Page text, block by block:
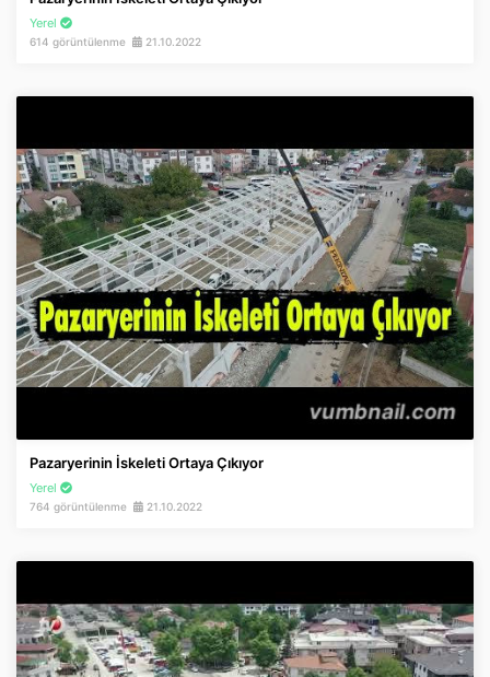
Yerel
614 görüntülenme 21.10.2022
Pazaryerinin İskeleti Ortaya Çıkıyor
Yerel
764 görüntülenme 21.10.2022